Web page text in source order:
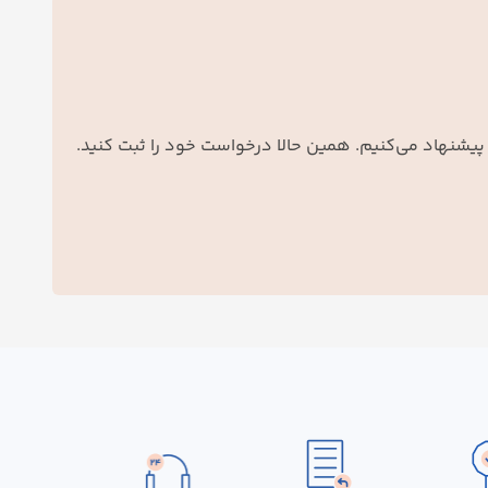
پیشنهاد می‌کنیم. همین حالا درخواست خود را ثبت کنید.